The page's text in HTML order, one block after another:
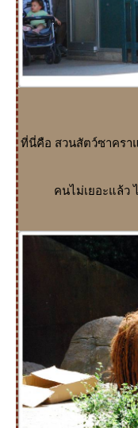
ที่นี่คือ สวนสัตว์ซาครา
คนไม่เยอะแล้ว